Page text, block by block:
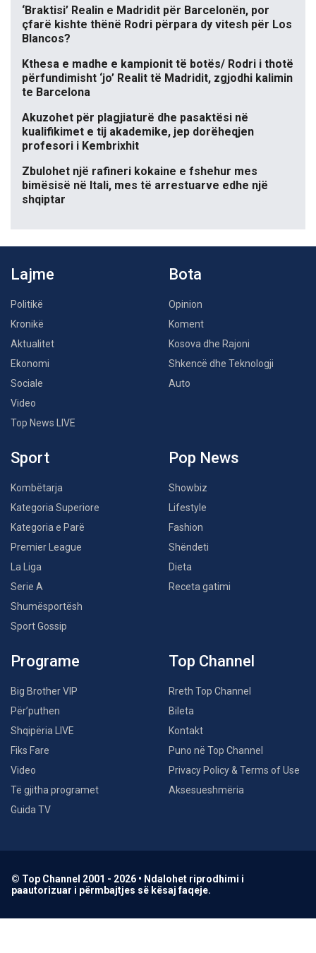
‘Braktisi’ Realin e Madridit për Barcelonën, por
çfarë kishte thënë Rodri përpara dy vitesh për Los
Blancos?
Kthesa e madhe e kampionit të botës/ Rodri i thotë
përfundimisht ‘jo’ Realit të Madridit, zgjodhi kalimin
te Barcelona
Akuzohet për plagjiaturë dhe pasaktësi në
kualifikimet e tij akademike, jep dorëheqjen
profesori i Kembrixhit
Zbulohet një rafineri kokaine e fshehur mes
bimësisë në Itali, mes të arrestuarve edhe një
shqiptar
Lajme
Politikë
Kronikë
Aktualitet
Ekonomi
Sociale
Video
Top News LIVE
Bota
Opinion
Koment
Kosova dhe Rajoni
Shkencë dhe Teknologji
Auto
Sport
Kombëtarja
Kategoria Superiore
Kategoria e Parë
Premier League
La Liga
Serie A
Shumësportësh
Sport Gossip
Pop News
Showbiz
Lifestyle
Fashion
Shëndeti
Dieta
Receta gatimi
Programe
Big Brother VIP
Për’puthen
Shqipëria LIVE
Fiks Fare
Video
Të gjitha programet
Guida TV
Top Channel
Rreth Top Channel
Bileta
Kontakt
Puno në Top Channel
Privacy Policy & Terms of Use
Aksesueshmëria
© Top Channel 2001 - 2026 • Ndalohet riprodhimi i
paautorizuar i përmbajtjes së kësaj faqeje.